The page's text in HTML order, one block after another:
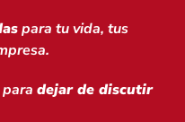
para tu vida, tus
paradejar de discutir